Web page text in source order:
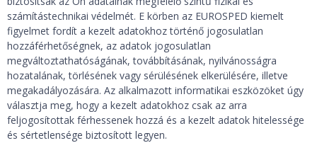
számítástechnikai védelmét. E körben az EUROSPED kiemelt
figyelmet fordít a kezelt adatokhoz történő jogosulatlan
hozzáférhetőségnek, az adatok jogosulatlan
megváltoztathatóságának, továbbításának, nyilvánosságra
hozatalának, törlésének vagy sérülésének elkerülésére, illetve
megakadályozására. Az alkalmazott informatikai eszközöket úgy
választja meg, hogy a kezelt adatokhoz csak az arra
feljogosítottak férhessenek hozzá és a kezelt adatok hitelessége
és sértetlensége biztosított legyen.